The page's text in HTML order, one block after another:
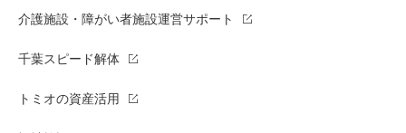
介護施設・障がい者施設運営サポート
千葉スピード解体
トミオの資産活用